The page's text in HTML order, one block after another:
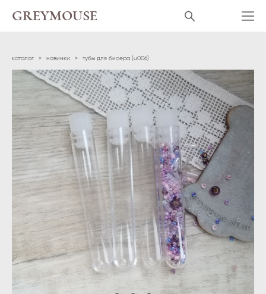
GREYMOUSE
каталог > новинки > тубы для бисера (u006)